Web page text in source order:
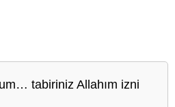
tabiriniz Allahım izni